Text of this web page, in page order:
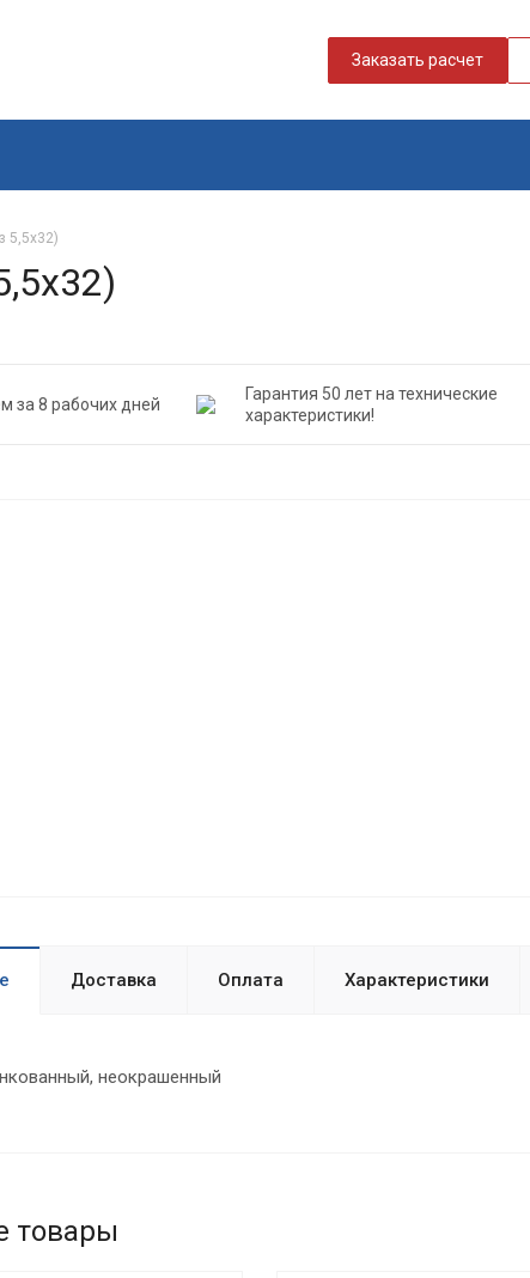
Заказать расчет
5,5х32)
за 8 рабочих дней
Гарантия 50 лет на технические
характеристики!
Доставка Оплата Характеристики
неокрашенный
товары